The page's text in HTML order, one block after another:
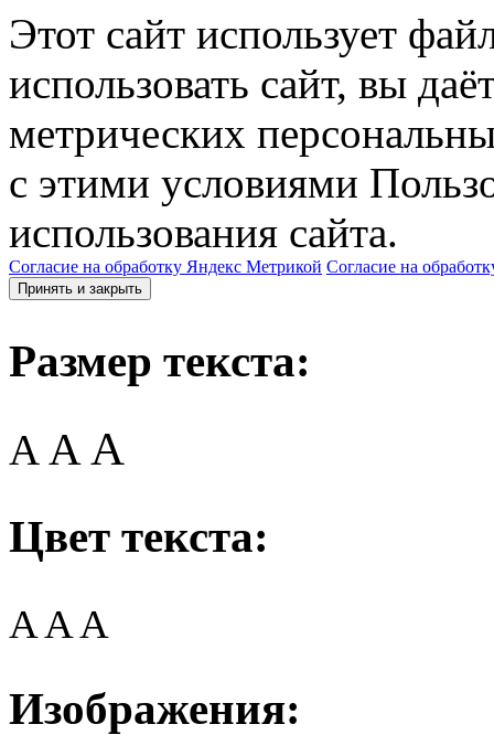
Этот сайт использует
использовать сайт, вы
метрических
с этими условиями
использования сайта.
Согласие на обработку Яндекс Метрикой Согласие на
Принять и закрыть
Размер текста:
A AA
Цвет текста:
AAA
Изображения: